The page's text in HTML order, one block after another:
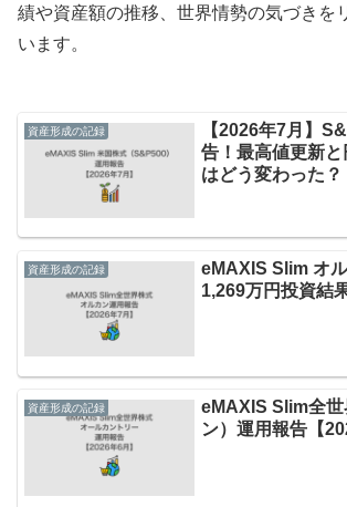
績や資産額の推移、世界情勢の気づきを
います。
資産形成の記録
【2026年7月】
告！最高値更新
はどう変わった？
資産形成の記録
eMAXIS Slim オ
1,269万円投資結
資産形成の記録
eMAXIS Slim全世
ン）運用報告【